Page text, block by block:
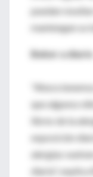
puedan
mantengan su
Beber a diario
"Ahora
que algunos
libres de la
exposición
alergias
diaria",